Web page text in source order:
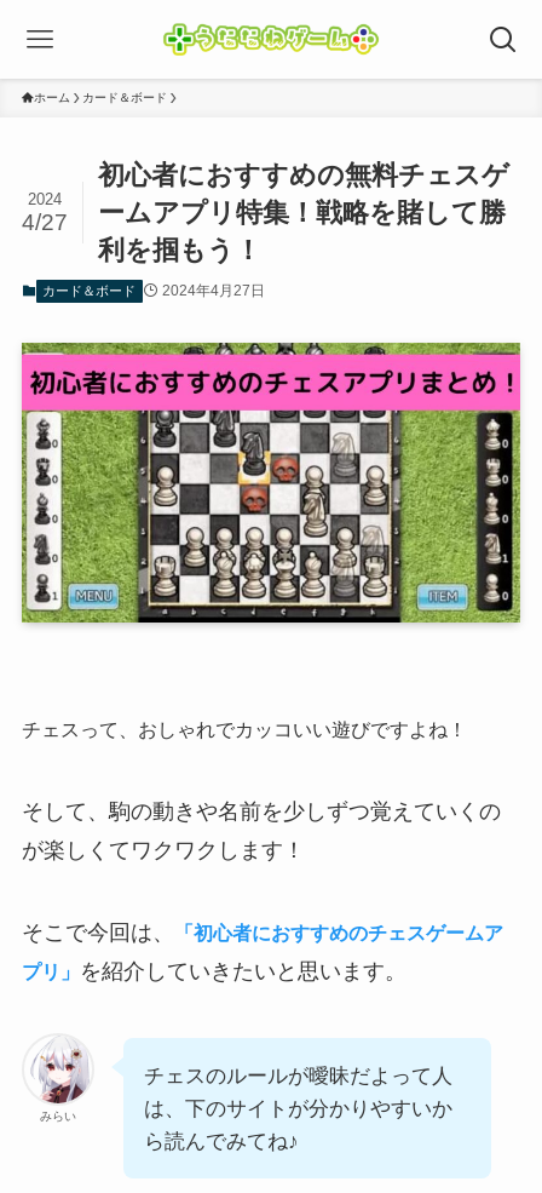
ホーム カード＆ボード
初心者におすすめの無料チェスゲ
ームアプリ特集！戦略を賭して勝
利を掴もう！
2024
4/27
カード＆ボード 2024年4月27日
チェスって、おしゃれでカッコいい遊びですよね！
そして、駒の動きや名前を少しずつ覚えていくの
が楽しくてワクワクします！
そこで今回は、
「初心者におすすめのチェスゲームア
プリ」 を紹介していきたいと思います。
みらい
チェスのルールが曖昧だよって人
は、下のサイトが分かりやすいか
ら読んでみてね♪